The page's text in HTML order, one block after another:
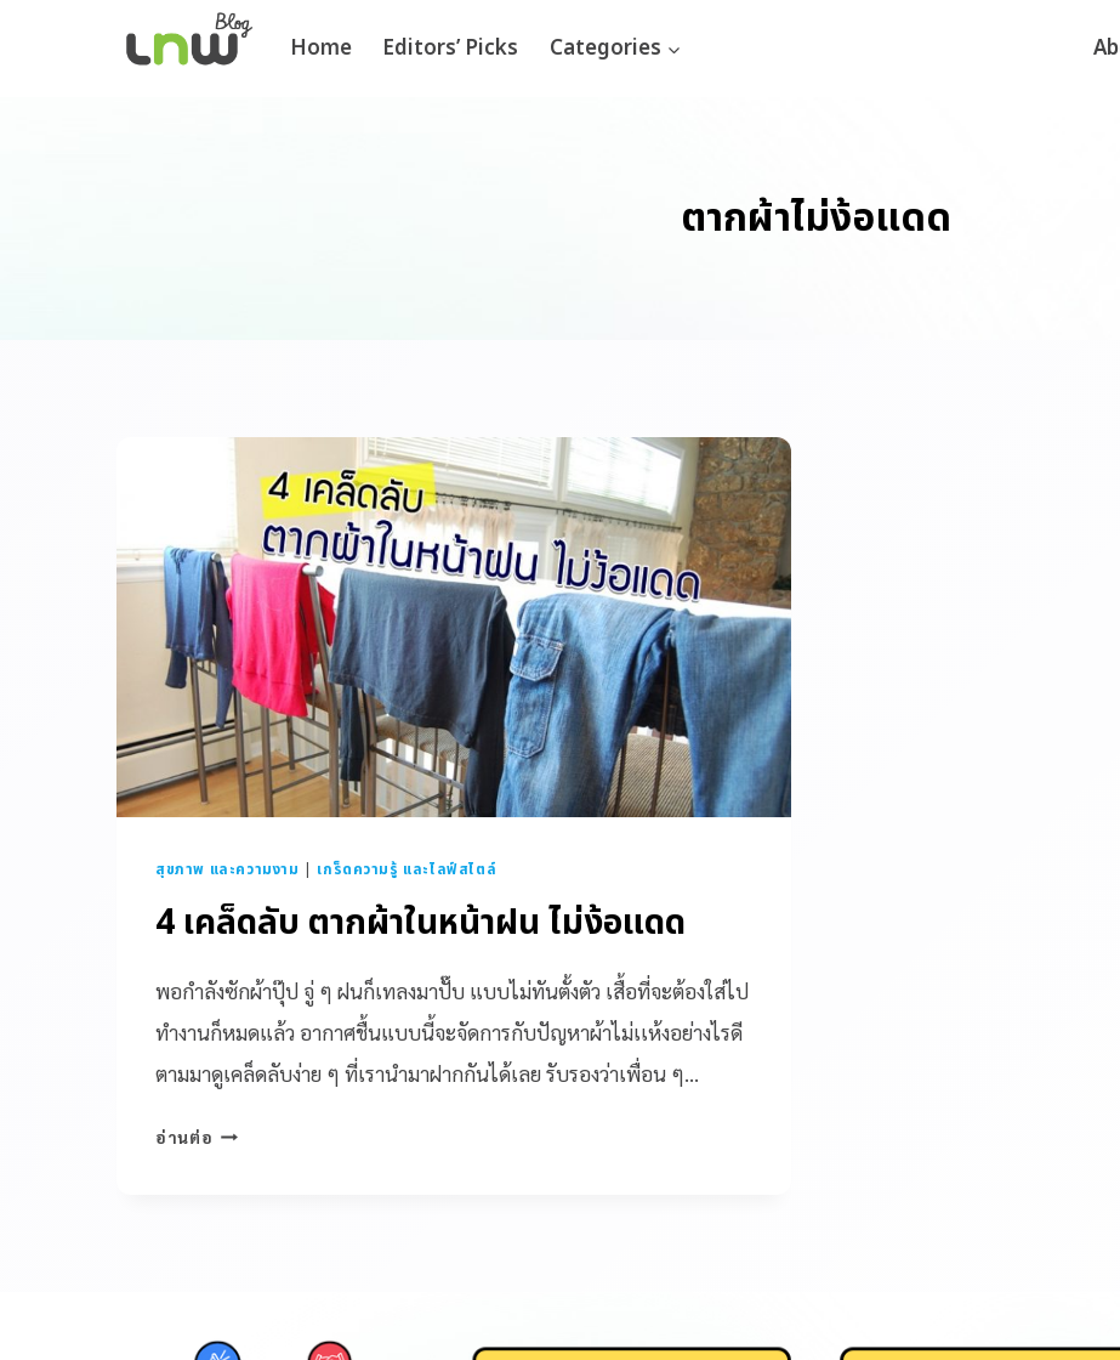
Home Editors’ Picks Categories
ตากผ้าไม่ง้อแดด
สุขภาพ และความงาม | เกร็ดความรู้ และไลฟ์สไตล์
4 เคล็ดลับ ตากผ้าในหน้าฝน ไม่ง้อแดด
พอกำลังซักผ้าปุ๊ป จู่ ๆ ฝนก็เทลงมาปั๊บ แบบไม่ทันตั้งตัว เสื้อที่จะต้องใส่ไป
ทำงานก็หมดแล้ว อากาศชื้นแบบนี้จะจัดการกับปัญหาผ้าไม่เเห้งอย่างไรดี
ตามมาดูเคล็ดลับง่าย ๆ ที่เรานำมาฝากกันได้เลย รับรองว่าเพื่อน ๆ…
อ่านต่อ